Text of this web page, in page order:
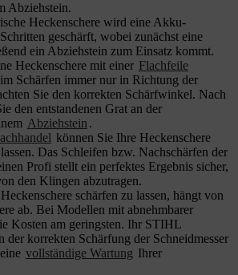
Abziehstein.
Heckenschere wird eine Akku-
geschärft, wobei zunächst eine
ein Abziehstein zum Einsatz kommt.
Heckenschere mit einer Flachfeile
Schärfen immer nur in Richtung der
Sie den korrekten Schärfwinkel. Nach
den entstandenen Grat an der
Abziehstein .
können Sie Ihre Heckenschere
Das Schleifen bzw. Nachschärfen der
Profi stellt ein perfektes Ergebnis sicher,
den Klingen abzutragen.
schärfen zu lassen, hängt von
ab. Bei Modellen mit abnehmbarer
Kosten am geringsten. Ihr STIHL
der korrekten Schärfung der Schneidmesser
vollständige Wartung Ihrer